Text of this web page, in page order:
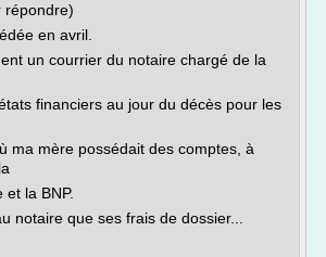
répondre)
en avril.
un courrier du notaire chargé de la
financiers au jour du décès pour les
ma mère possédait des comptes, à
la BNP.
notaire que ses frais de dossier...